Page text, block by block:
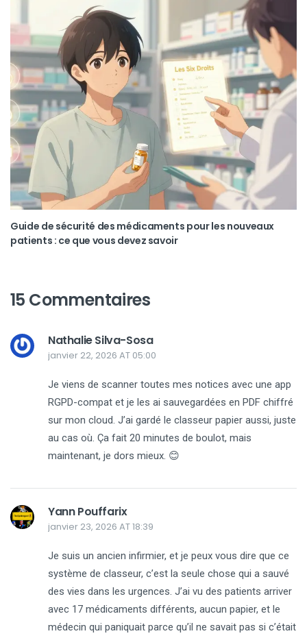
Guide de sécurité des médicaments pour les nouveaux
patients : ce que vous devez savoir
15 Commentaires
Nathalie Silva-Sosa
janvier 22, 2026 AT 05:00
Je viens de scanner toutes mes notices avec une app
RGPD-compat et je les ai sauvegardées en PDF chiffré
sur mon cloud. J’ai gardé le classeur papier aussi, juste
au cas où. Ça fait 20 minutes de boulot, mais
maintenant, je dors mieux. 😊
Yann Pouffarix
janvier 23, 2026 AT 18:39
Je suis un ancien infirmier, et je peux vous dire que ce
système de classeur, c’est la seule chose qui a sauvé
des vies dans les urgences. J’ai vu des patients arriver
avec 17 médicaments différents, aucun papier, et le
médecin qui paniquait parce qu’il ne savait pas si c’était